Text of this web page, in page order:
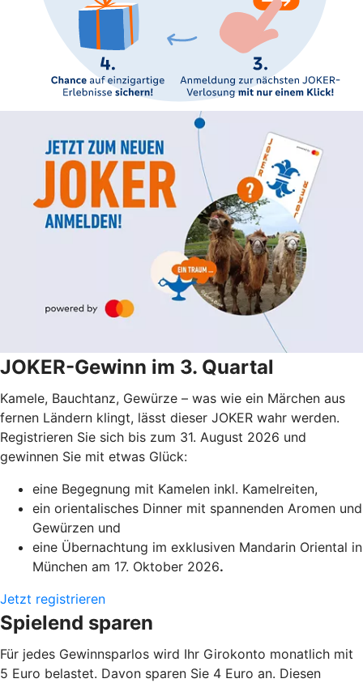
JOKER-Gewinn im 3. Quartal
Kamele, Bauchtanz, Gewürze – was wie ein Märchen aus
fernen Ländern klingt, lässt dieser JOKER wahr werden.
Registrieren Sie sich bis zum 31. August 2026 und
gewinnen Sie mit etwas Glück:
eine Begegnung mit Kamelen inkl. Kamelreiten,
ein orientalisches Dinner mit spannenden Aromen und
Gewürzen und
eine Übernachtung im exklusiven Mandarin Oriental in
München am 17. Oktober 2026.
Jetzt registrieren
Spielend sparen
Für jedes Gewinnsparlos wird Ihr Girokonto monatlich mit
5 Euro belastet. Davon sparen Sie 4 Euro an. Diesen